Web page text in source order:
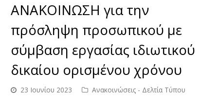
ΑΝΑΚΟΙΝΩΣΗ για την
πρόσληψη προσωπικού με
σύμβαση εργασίας ιδιωτικού
δικαίου ορισμένου χρόνου
23 Ιουνίου 2023 Ανακοινώσεις - Δελτία Τύπου